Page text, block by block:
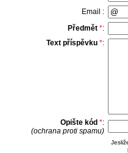
Email :
Předmět *:
Text příspěvku *:
Opište kód *:
(ochrana proti spamu)